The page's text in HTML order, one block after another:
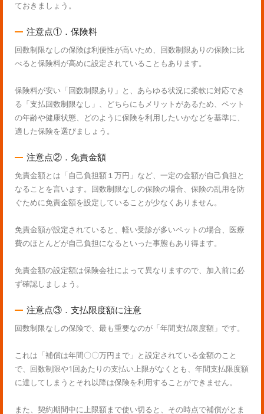
ておきましょう。
注意点①．保険料
回数制限なしの保険は利便性が高いため、回数制限ありの保険に比
べると保険料が高めに設定されていることもあります。
保険料が安い「回数制限あり」と、あらゆる状況に柔軟に対応でき
る「支払回数制限なし」、どちらにもメリットがあるため、ペット
の年齢や健康状態、どのように保険を利用したいかなどを基準に、
適した保険を選びましょう。
注意点②．免責金額
免責金額とは「自己負担額１万円」など、一定の金額が自己負担と
なることを言います。回数制限なしの保険の場合、保険の乱用を防
ぐために免責金額を設定していることが少なくありません。
免責金額が設定されていると、軽い受診が多いペットの場合、医療
費のほとんどが自己負担になるといった事態もあり得ます。
免責金額の設定額は保険会社によって異なりますので、加入前に必
ず確認しましょう。
注意点③．支払限度額に注意
回数制限なしの保険で、最も重要なのが「年間支払限度額」です。
これは「補償は年間〇〇万円まで」と設定されている金額のこと
で、回数制限や1回あたりの支払い上限がなくとも、年間支払限度額
に達してしまうとそれ以降は保険を利用することができません。
また、契約期間中に上限額まで使い切ると、その時点で補償がとま